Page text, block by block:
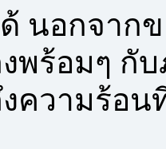
นอกจาก
พร้อมๆ กั
ความร้อน